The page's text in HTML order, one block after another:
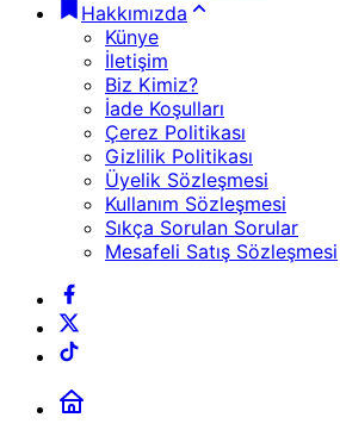
Hakkımızda
Künye
İletişim
Biz Kimiz?
İade Koşulları
Çerez Politikası
Gizlilik Politikası
Üyelik Sözleşmesi
Kullanım Sözleşmesi
Sıkça Sorulan Sorular
Mesafeli Satış Sözleşmesi